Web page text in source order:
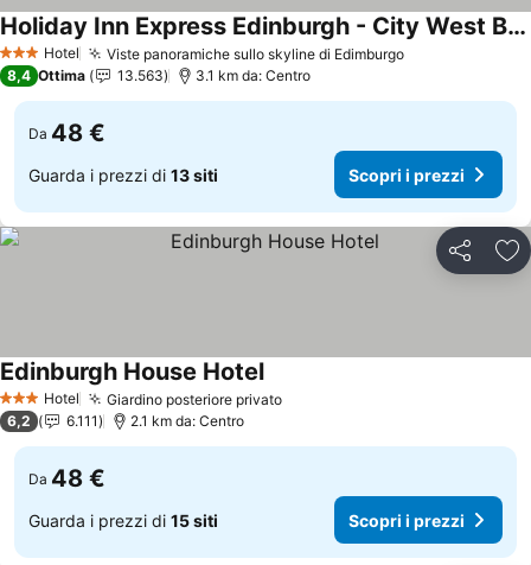
3 StelleHotel Viste panoramiche sullo skyline di EdimburgoScopri i
Holiday Inn Express Edinburgh - City West By Ihg
Scopri i prezzi
8,4 Ottima 13.563 3.1 km da: Centro
Da 48 €
Guarda i prezzi di 13 siti Scopri i prezzi
Condividi
3 StelleHotel Giardino posteriore privatoScopri i prezzi
Edinburgh House HotelScopri i prezzi
6,2 6.111 2.1 km da: Centro
Da 48 €
Guarda i prezzi di 15 siti Scopri i prezzi